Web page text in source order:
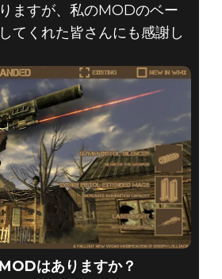
ますが、私のMODのベー
てくれた皆さんにも感謝し
はありますか？